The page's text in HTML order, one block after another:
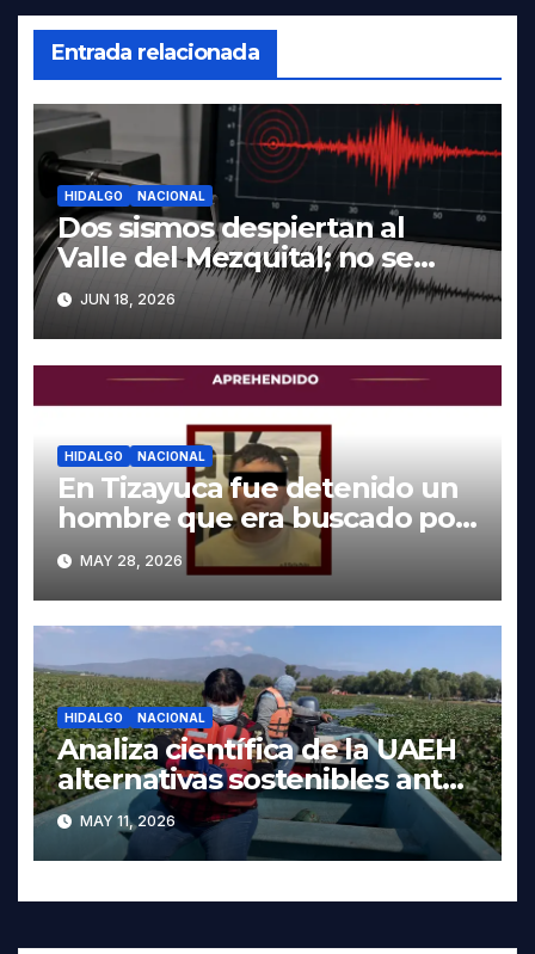
Entrada relacionada
HIDALGO NACIONAL
Dos sismos despiertan al
Valle del Mezquital; no se
reportan daños en Hidalgo
JUN 18, 2026
HIDALGO NACIONAL
En Tizayuca fue detenido un
hombre que era buscado por
autoridades de Oaxaca
MAY 28, 2026
HIDALGO NACIONAL
Analiza científica de la UAEH
alternativas sostenibles ante
crisis ambiental en Tula-
Tepeji
MAY 11, 2026